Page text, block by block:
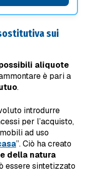
sui
aliquote
è pari a
.
introdurre
per l’acquisto,
ad uso
”. Ciò ha creato
della natura
essere sintetizzato